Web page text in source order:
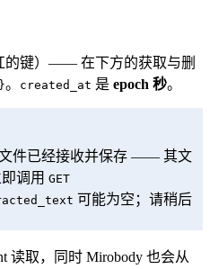
的键）—— 在下方的获取与删
。 created_at 是 epoch 秒。
件已经接收并保存 —— 其文
调用 GET
可能为空；请稍后
读取，同时 Mirobody 也会从